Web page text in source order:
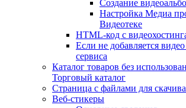
Создание
Настройка Медиа
Видеотеке
HTML-код с
Если не добавляется
сервиса
Каталог товаров без
Торговый каталог
Страница с файлами для
Веб-стикеры